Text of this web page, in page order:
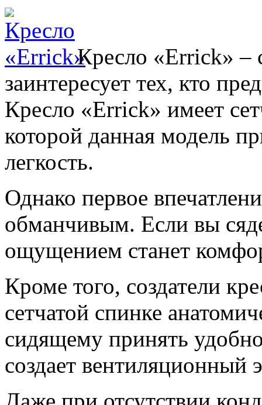
Кресло «Errick» –
заинтересует тех, кто
Кресло «Errick» имеет
которой данная модель
легкость.
Однако первое
обманчивым. Если вы
ощущением станет
Кроме того, создатели
сетчатой спинке
сидящему принять
создает вентиляционный